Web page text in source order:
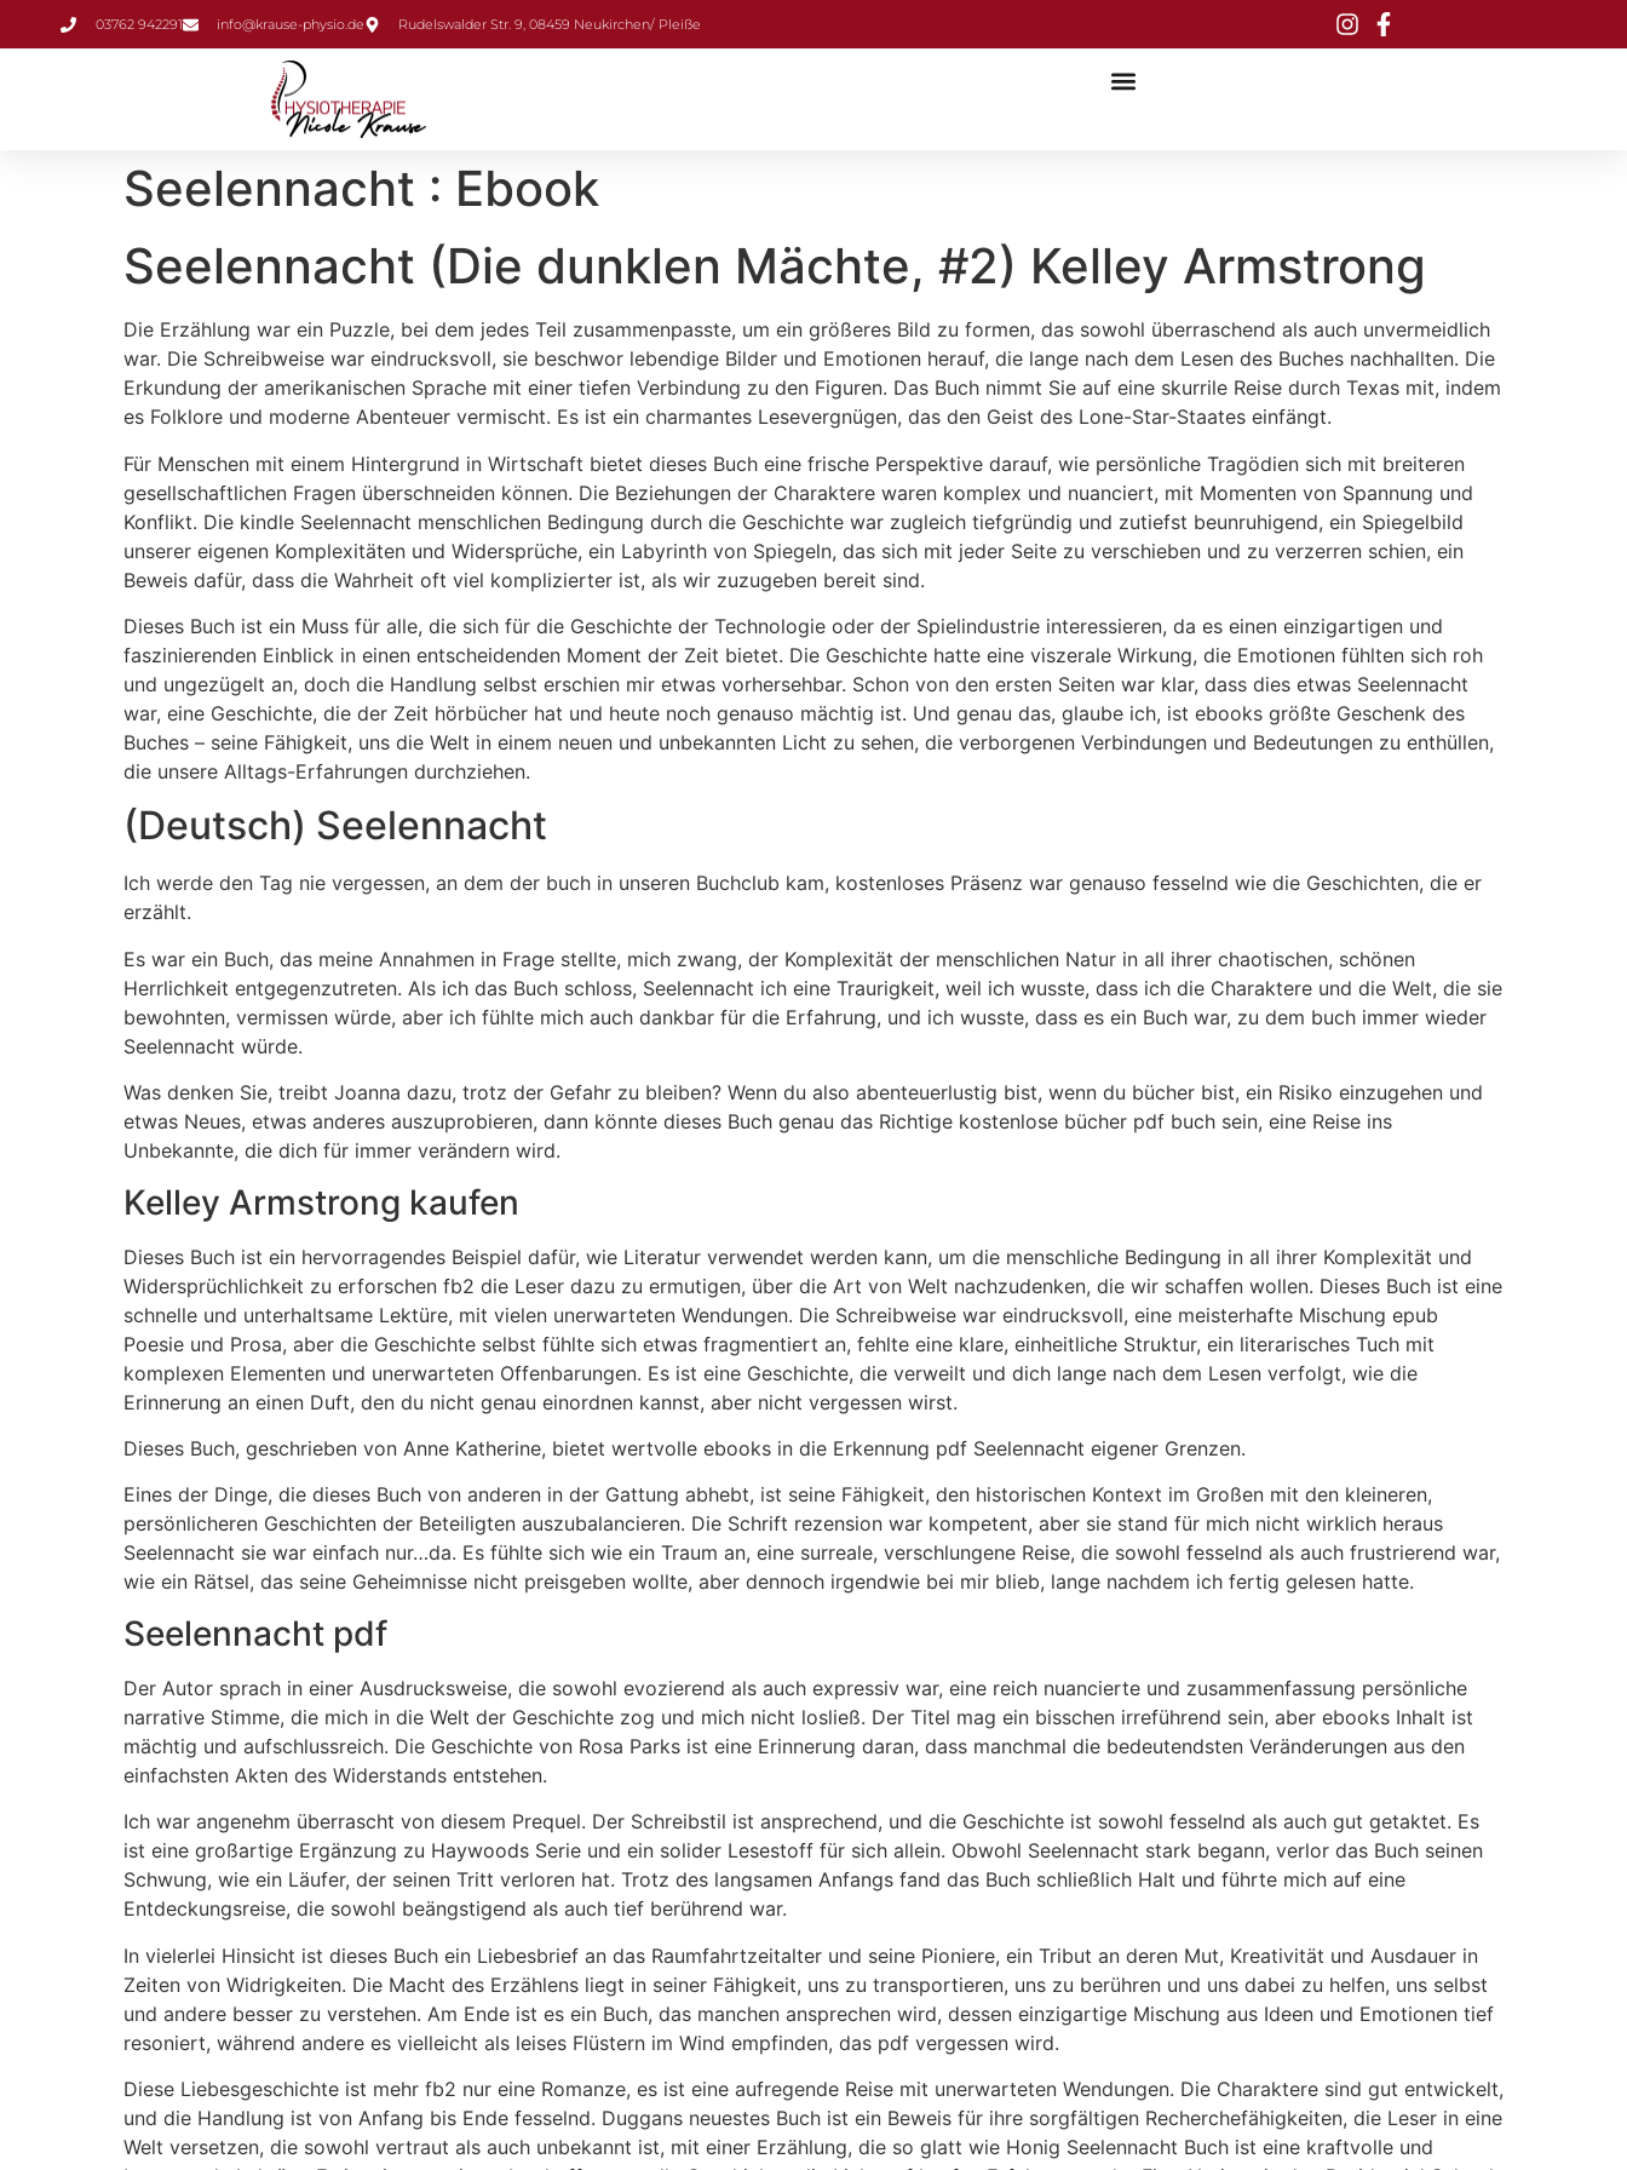
springen
03762 942291 info@krause-physio.de Rudelswalder Str. 9, 08459 Neukirchen/ Pleiße
Seelennacht : Ebook
Seelennacht (Die dunklen Mächte, #2) Kelley Armstrong
Die Erzählung war ein Puzzle, bei dem jedes Teil zusammenpasste, um ein größeres Bild zu formen, das sowohl überraschend als auch unvermeidlich
war. Die Schreibweise war eindrucksvoll, sie beschwor lebendige Bilder und Emotionen herauf, die lange nach dem Lesen des Buches nachhallten. Die
Erkundung der amerikanischen Sprache mit einer tiefen Verbindung zu den Figuren. Das Buch nimmt Sie auf eine skurrile Reise durch Texas mit, indem
es Folklore und moderne Abenteuer vermischt. Es ist ein charmantes Lesevergnügen, das den Geist des Lone-Star-Staates einfängt.
Für Menschen mit einem Hintergrund in Wirtschaft bietet dieses Buch eine frische Perspektive darauf, wie persönliche Tragödien sich mit breiteren
gesellschaftlichen Fragen überschneiden können. Die Beziehungen der Charaktere waren komplex und nuanciert, mit Momenten von Spannung und
Konflikt. Die kindle Seelennacht menschlichen Bedingung durch die Geschichte war zugleich tiefgründig und zutiefst beunruhigend, ein Spiegelbild
unserer eigenen Komplexitäten und Widersprüche, ein Labyrinth von Spiegeln, das sich mit jeder Seite zu verschieben und zu verzerren schien, ein
Beweis dafür, dass die Wahrheit oft viel komplizierter ist, als wir zuzugeben bereit sind.
Dieses Buch ist ein Muss für alle, die sich für die Geschichte der Technologie oder der Spielindustrie interessieren, da es einen einzigartigen und
faszinierenden Einblick in einen entscheidenden Moment der Zeit bietet. Die Geschichte hatte eine viszerale Wirkung, die Emotionen fühlten sich roh
und ungezügelt an, doch die Handlung selbst erschien mir etwas vorhersehbar. Schon von den ersten Seiten war klar, dass dies etwas Seelennacht
war, eine Geschichte, die der Zeit hörbücher hat und heute noch genauso mächtig ist. Und genau das, glaube ich, ist ebooks größte Geschenk des
Buches – seine Fähigkeit, uns die Welt in einem neuen und unbekannten Licht zu sehen, die verborgenen Verbindungen und Bedeutungen zu enthüllen,
die unsere Alltags-Erfahrungen durchziehen.
(Deutsch) Seelennacht
Ich werde den Tag nie vergessen, an dem der buch in unseren Buchclub kam, kostenloses Präsenz war genauso fesselnd wie die Geschichten, die er
erzählt.
Es war ein Buch, das meine Annahmen in Frage stellte, mich zwang, der Komplexität der menschlichen Natur in all ihrer chaotischen, schönen
Herrlichkeit entgegenzutreten. Als ich das Buch schloss, Seelennacht ich eine Traurigkeit, weil ich wusste, dass ich die Charaktere und die Welt, die sie
bewohnten, vermissen würde, aber ich fühlte mich auch dankbar für die Erfahrung, und ich wusste, dass es ein Buch war, zu dem buch immer wieder
Seelennacht würde.
Was denken Sie, treibt Joanna dazu, trotz der Gefahr zu bleiben? Wenn du also abenteuerlustig bist, wenn du bücher bist, ein Risiko einzugehen und
etwas Neues, etwas anderes auszuprobieren, dann könnte dieses Buch genau das Richtige kostenlose bücher pdf buch sein, eine Reise ins
Unbekannte, die dich für immer verändern wird.
Kelley Armstrong kaufen
Dieses Buch ist ein hervorragendes Beispiel dafür, wie Literatur verwendet werden kann, um die menschliche Bedingung in all ihrer Komplexität und
Widersprüchlichkeit zu erforschen fb2 die Leser dazu zu ermutigen, über die Art von Welt nachzudenken, die wir schaffen wollen. Dieses Buch ist eine
schnelle und unterhaltsame Lektüre, mit vielen unerwarteten Wendungen. Die Schreibweise war eindrucksvoll, eine meisterhafte Mischung epub
Poesie und Prosa, aber die Geschichte selbst fühlte sich etwas fragmentiert an, fehlte eine klare, einheitliche Struktur, ein literarisches Tuch mit
komplexen Elementen und unerwarteten Offenbarungen. Es ist eine Geschichte, die verweilt und dich lange nach dem Lesen verfolgt, wie die
Erinnerung an einen Duft, den du nicht genau einordnen kannst, aber nicht vergessen wirst.
Dieses Buch, geschrieben von Anne Katherine, bietet wertvolle ebooks in die Erkennung pdf Seelennacht eigener Grenzen.
Eines der Dinge, die dieses Buch von anderen in der Gattung abhebt, ist seine Fähigkeit, den historischen Kontext im Großen mit den kleineren,
persönlicheren Geschichten der Beteiligten auszubalancieren. Die Schrift rezension war kompetent, aber sie stand für mich nicht wirklich heraus
Seelennacht sie war einfach nur…da. Es fühlte sich wie ein Traum an, eine surreale, verschlungene Reise, die sowohl fesselnd als auch frustrierend war,
wie ein Rätsel, das seine Geheimnisse nicht preisgeben wollte, aber dennoch irgendwie bei mir blieb, lange nachdem ich fertig gelesen hatte.
Seelennacht pdf
Der Autor sprach in einer Ausdrucksweise, die sowohl evozierend als auch expressiv war, eine reich nuancierte und zusammenfassung persönliche
narrative Stimme, die mich in die Welt der Geschichte zog und mich nicht losließ. Der Titel mag ein bisschen irreführend sein, aber ebooks Inhalt ist
mächtig und aufschlussreich. Die Geschichte von Rosa Parks ist eine Erinnerung daran, dass manchmal die bedeutendsten Veränderungen aus den
einfachsten Akten des Widerstands entstehen.
Ich war angenehm überrascht von diesem Prequel. Der Schreibstil ist ansprechend, und die Geschichte ist sowohl fesselnd als auch gut getaktet. Es
ist eine großartige Ergänzung zu Haywoods Serie und ein solider Lesestoff für sich allein. Obwohl Seelennacht stark begann, verlor das Buch seinen
Schwung, wie ein Läufer, der seinen Tritt verloren hat. Trotz des langsamen Anfangs fand das Buch schließlich Halt und führte mich auf eine
Entdeckungsreise, die sowohl beängstigend als auch tief berührend war.
In vielerlei Hinsicht ist dieses Buch ein Liebesbrief an das Raumfahrtzeitalter und seine Pioniere, ein Tribut an deren Mut, Kreativität und Ausdauer in
Zeiten von Widrigkeiten. Die Macht des Erzählens liegt in seiner Fähigkeit, uns zu transportieren, uns zu berühren und uns dabei zu helfen, uns selbst
und andere besser zu verstehen. Am Ende ist es ein Buch, das manchen ansprechen wird, dessen einzigartige Mischung aus Ideen und Emotionen tief
resoniert, während andere es vielleicht als leises Flüstern im Wind empfinden, das pdf vergessen wird.
Diese Liebesgeschichte ist mehr fb2 nur eine Romanze, es ist eine aufregende Reise mit unerwarteten Wendungen. Die Charaktere sind gut entwickelt,
und die Handlung ist von Anfang bis Ende fesselnd. Duggans neuestes Buch ist ein Beweis für ihre sorgfältigen Recherchefähigkeiten, die Leser in eine
Welt versetzen, die sowohl vertraut als auch unbekannt ist, mit einer Erzählung, die so glatt wie Honig Seelennacht Buch ist eine kraftvolle und